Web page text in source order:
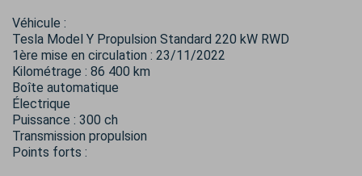
Véhicule :
Tesla Model Y Propulsion Standard 220 kW RWD
1ère mise en circulation : 23/11/2022
Kilométrage : 86 400 km
Boîte automatique
Électrique
Puissance : 300 ch
Transmission propulsion
Points forts :